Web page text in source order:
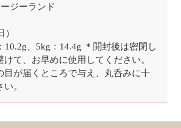
ジーランド
10.2g、5kg：14.4g ＊開封後は密閉し
て、お早めに使用してください。
目が届くところで与え、丸呑みに十
。